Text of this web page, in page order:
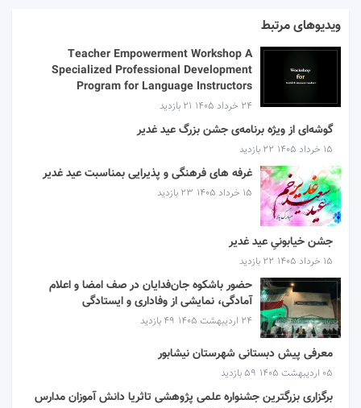
ویدیوهای مرتبط
Teacher Empowerment Workshop A
Specialized Professional Development
Program for Language Instructors
۲۴ خرداد ۱۴۰۵ 21 بازدید
گوشه‌ای از ویژه برنامه‌ی جشن بزرگ عید غدیر
۱۵ خرداد ۱۴۰۵ 22 بازدید
غرفه های فرهنگی و پذیرایی بمناسبت عید غدیر
۱۵ خرداد ۱۴۰۵ 23 بازدید
جشن خیابونیِ عید غدیر
۱۵ خرداد ۱۴۰۵ 22 بازدید
حضور باشکوه جان‌فدایان در صف امضا و اعلام
آمادگی، نمایشی از وفاداری و ایستادگی
۲۴ اردیبهشت ۱۴۰۵ 49 بازدید
معرفی پیش دبستانی شهرستان نیشابور
۰۵ اردیبهشت ۱۴۰۵ 59 بازدید
برگزاری بزرگترین جشنواره علمی پژوهشی تاثریا دانش آموزان مدارس